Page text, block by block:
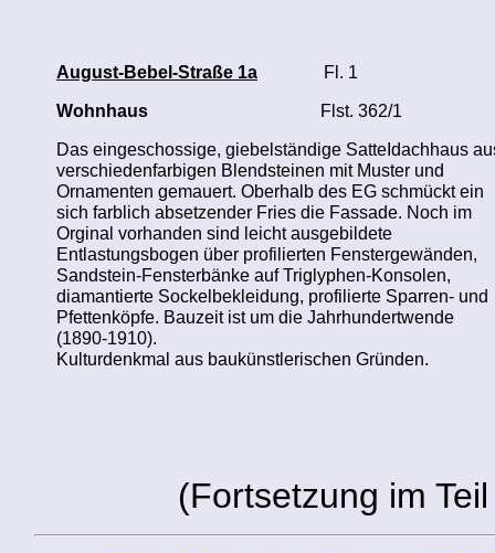
August-Bebel-Straße 1a Fl. 1
Wohnhaus Flst. 362/1
Das eingeschossige, giebelständige SatteIdachhaus
verschiedenfarbigen Blendsteinen mit Muster und
Ornamenten gemauert. Oberhalb des EG schmückt ein
sich farblich absetzender Fries die Fassade. Noch im
Orginal vorhanden sind leicht ausgebildete
Entlastungsbogen über profilierten Fenstergewänden,
Sandstein-Fensterbänke auf Triglyphen-Konsolen,
diamantierte Sockelbekleidung, profilierte Sparren- und
Pfettenköpfe. Bauzeit ist um die Jahrhundertwende
(1890-1910).
Kulturdenkmal aus baukünstlerischen Gründen.
(Fortsetzung im